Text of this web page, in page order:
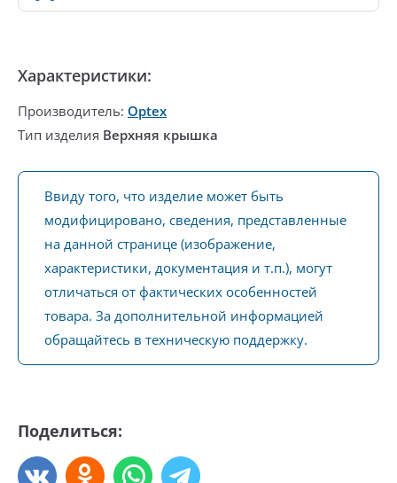
Характеристики:
Производитель: Optex
Тип изделия Верхняя крышка
Ввиду того, что изделие может быть
модифицировано, сведения, представленные
на данной странице (изображение,
характеристики, документация и т.п.), могут
отличаться от фактических особенностей
товара. За дополнительной информацией
обращайтесь в техническую поддержку.
Поделиться: